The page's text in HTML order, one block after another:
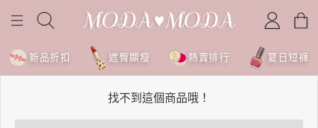
新品折扣 遮臀顯瘦 熱賣排行 夏日短褲
找不到這個商品哦！